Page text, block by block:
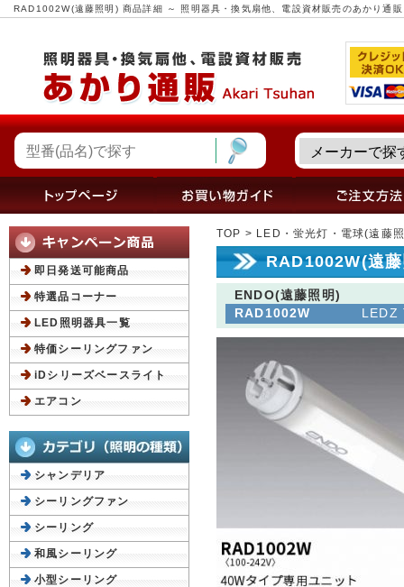
RAD1002W(遠藤照明) 商品詳細 ～ 照明器具・換気扇他、電設資材販売のあかり通販
TOP > LED・蛍光灯・電球(遠藤
RAD1002W(遠
ENDO(遠藤照明)
RAD1002W
LEDZ
即日発送可能商品
特選品コーナー
LED照明器具一覧
特価シーリングファン
iDシリーズベースライト
エアコン
シャンデリア
シーリングファン
シーリング
和風シーリング
小型シーリング